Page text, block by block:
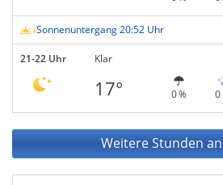
Sonnenuntergang 20:52 Uhr
21-22 Uhr Klar
17° 0 % 0
Weitere Stunden